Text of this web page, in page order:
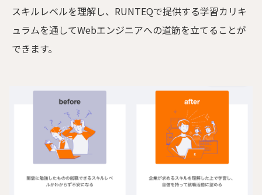
スキルレベルを理解し、RUNTEQで提供する学習カリキ
ュラムを通してWebエンジニアへの道筋を立てることが
できます。